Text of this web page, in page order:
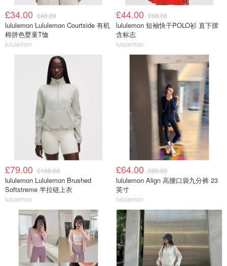
£34.00 £48.00
lululemon Lululemon Courtside 有机
棉拼色婴童T恤
lululemon
£44.00 £68.00
lululemon 短袖快干POLO衫 直下摆
含标志
lululemon
£79.00 £108.00
lululemon Lululemon Brushed
Softstreme 半拉链上衣
lululemon
£64.00 £88.00
lululemon Align 高腰口袋九分裤 23
英寸
lululemon